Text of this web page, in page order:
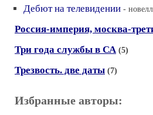
Дебют на телевидении -
Россия-империя, москва-
Три года службы в СА (5)
Трезвость. две даты (7)
Избранные авторы: